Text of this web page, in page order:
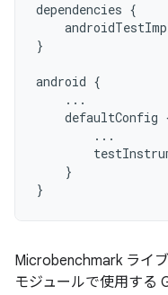
dependencies {
}
android {
...
defaultConfig
...
}
}
Microbenchmark ライ
モジュールで使用する